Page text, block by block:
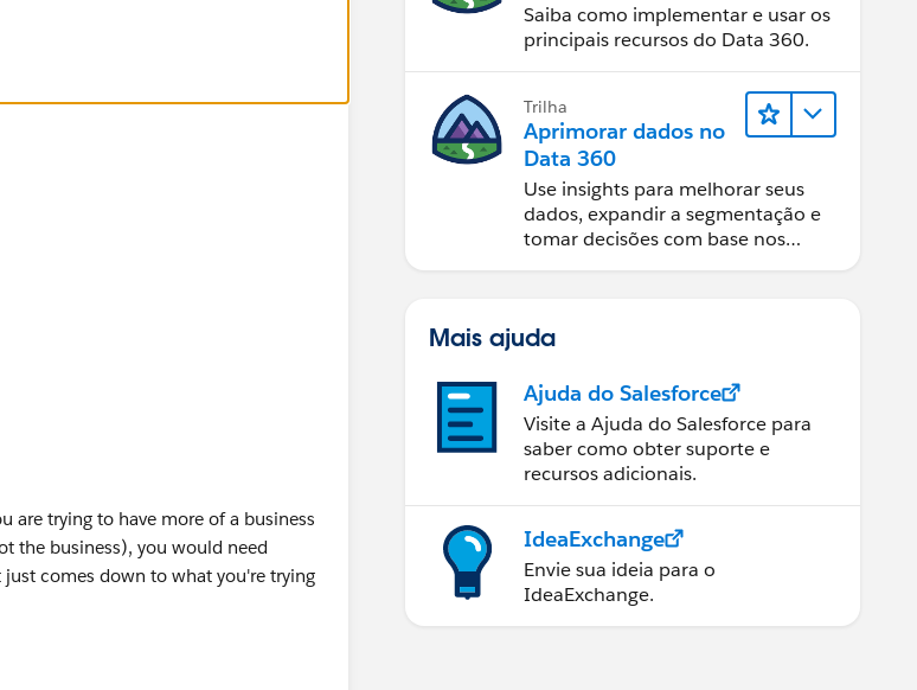
are trying to have more of a business
the business), you would need
comes down to what you're trying
Saiba como implementar e usar os
principais recursos do Data 360.
Trilha
Aprimorar dados no
Data 360
Use insights para melhorar seus
dados, expandir a segmentação e
tomar decisões com base nos
Mais ajuda
Ajuda do Salesforce
Visite a Ajuda do Salesforce para
saber como obter suporte e
recursos adicionais.
IdeaExchange
Envie sua ideia para o
IdeaExchange.